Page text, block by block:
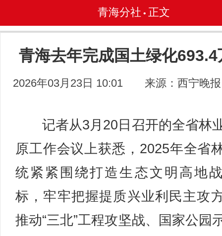
青海分社 • 正文
青海去年完成国土绿化693.4
2026年03月23日 10:01 来源：西宁晚报
记者从3月20日召开的全省林
原工作会议上获悉，2025年全省
统紧紧围绕打造生态文明高地
标，牢牢把握提质兴业利民主攻
推动“三北”工程攻坚战、国家公园